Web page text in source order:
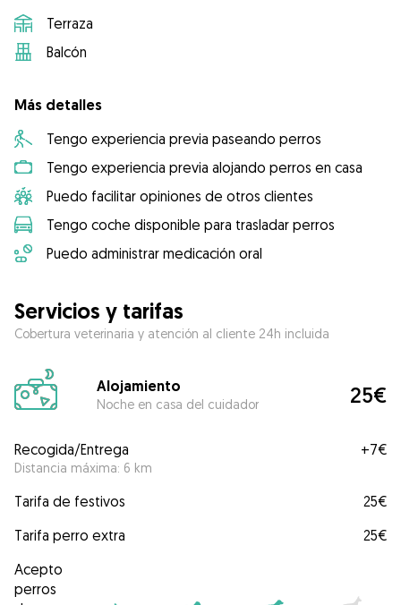
Terraza
Balcón
Más detalles
Tengo experiencia previa paseando perros
Tengo experiencia previa alojando perros en casa
Puedo facilitar opiniones de otros clientes
Tengo coche disponible para trasladar perros
Puedo administrar medicación oral
Servicios y tarifas
Cobertura veterinaria y atención al cliente 24h incluida
Alojamiento
Noche en casa del cuidador 25€
Recogida/Entrega
Distancia máxima: 6 km
+7€
Tarifa de festivos
25€
Tarifa perro extra
25€
Acepto
perros